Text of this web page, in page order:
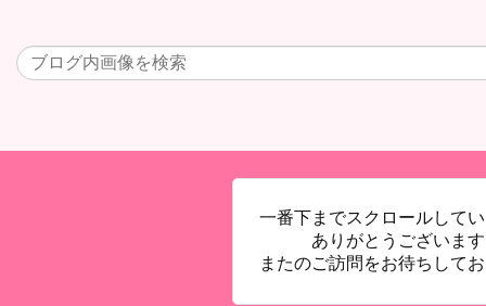
一番下までスクロールして
ありがとうございま
またのご訪問をお待ちして